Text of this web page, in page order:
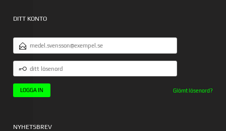
DITT KONTO
POSTADRESS
DITT
LÖSENORD
Glömt lösenord?
NYHETSBREV